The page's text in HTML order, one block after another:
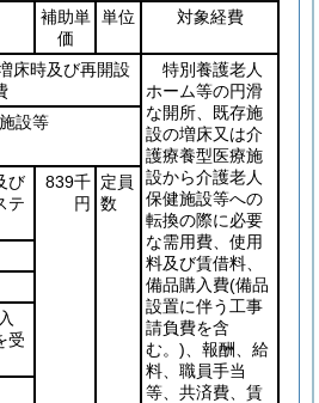
補助単
価
単位 対象経費
床時及び再開設
特別養護老人
ホーム等の円滑
な開所、既存施
設の増床又は介
護療養型医療施
設から介護老人
保健施設等への
転換の際に必要
な需用費、使用
料及び賃借料、
備品購入費(備品
設置に伴う工事
請負費を含
む。) 、報酬、給
料、職員手当
等、共済費、賃
設等
び
テ
839千
円
定員
数
受